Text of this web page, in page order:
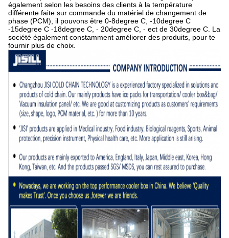
également selon les besoins des clients à la température
différente faite sur commande du matériel de changement de
phase (PCM), il pouvons être 0-8degree C, -10degree C
-15degree C -18degree C, - 20degree C, - ect de 30degree C. La
société également constamment améliorer des produits, pour te
fournir plus de choix.